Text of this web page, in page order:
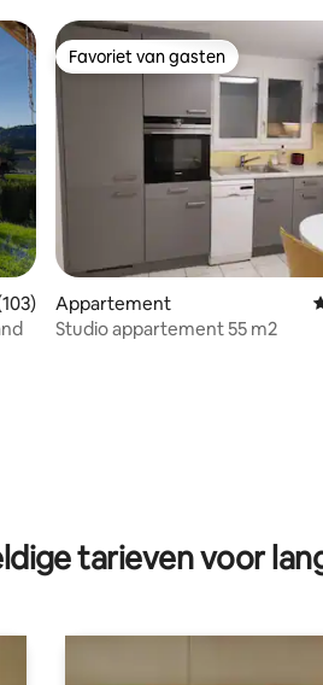
beoordeling van 4,93 op 5, 103
Favoriet van gasten
Favoriet van gasten
Appartement
Studio appartement 55 m2
tarieven voor